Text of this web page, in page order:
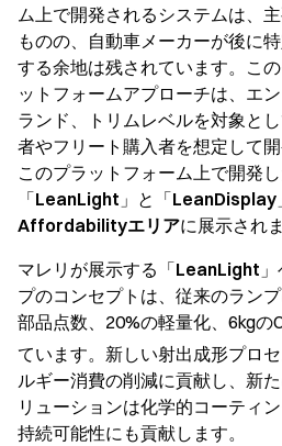
ム上で開発されるシステムは、
ものの、自動車メーカーが後に
する余地は残されています。こ
ットフォームアプローチは、エ
ランド、トリムレベルを対象と
者やフリート購入者を想定して
このプラットフォーム上で開発
「LeanLight 」と「LeanDisplay
Affordabilityエリアに展示され
マレリが展示する「LeanLight
プのコンセプトは、従来のラン
部品点数、20%の軽量化、6kgの
ています。新しい射出成形プロ
ルギー消費の削減に貢献し、新
リューションは化学的コーティ
持続可能性にも貢献します。